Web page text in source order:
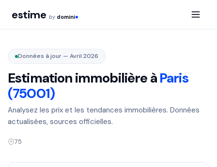
estime by domini
Données à jour — Avril 2026
Estimation immobilière àParis
(75001)
Analysez les prix et les tendances immobilières. Données
actualisées, sources officielles.
75